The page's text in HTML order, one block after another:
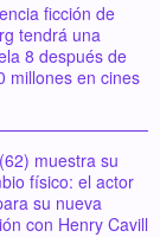
ficción de
tendrá una
8 después de
millones en cines
muestra su
físico: el actor
su nueva
con Henry Cavill